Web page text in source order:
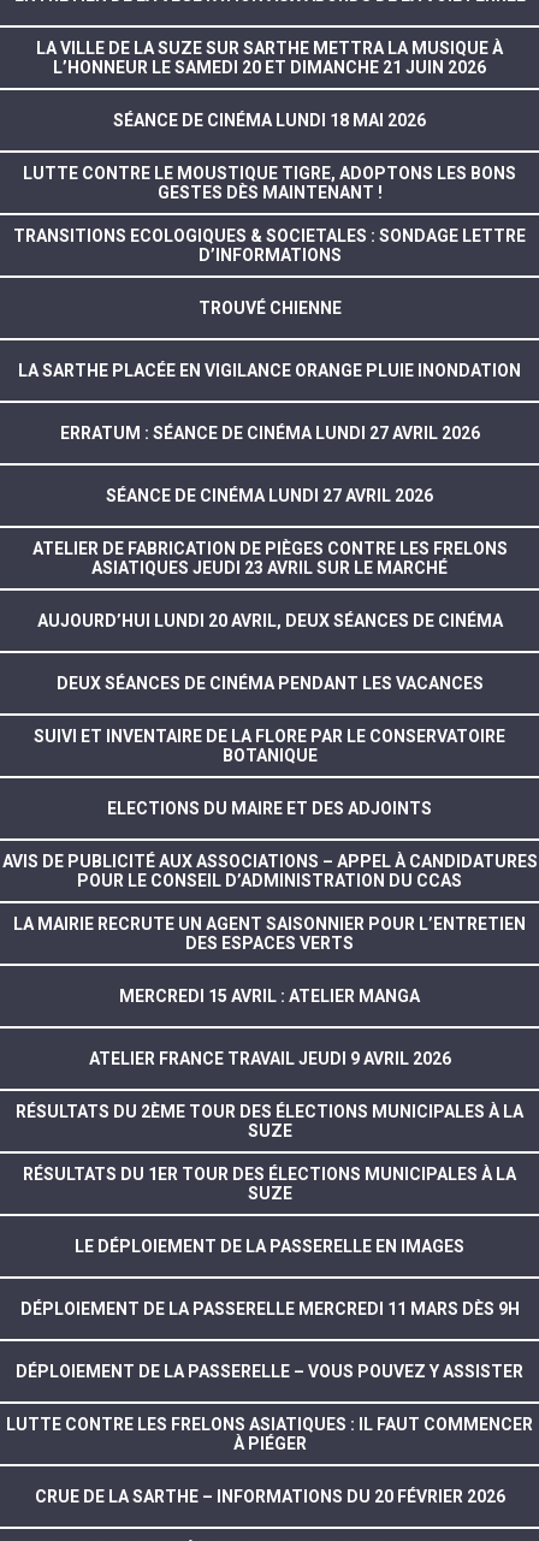
LA VILLE DE LA SUZE SUR SARTHE METTRA LA MUSIQUE À
L’HONNEUR LE SAMEDI 20 ET DIMANCHE 21 JUIN 2026
SÉANCE DE CINÉMA LUNDI 18 MAI 2026
LUTTE CONTRE LE MOUSTIQUE TIGRE, ADOPTONS LES BONS
GESTES DÈS MAINTENANT !
TRANSITIONS ECOLOGIQUES & SOCIETALES : SONDAGE LETTRE
D’INFORMATIONS
TROUVÉ CHIENNE
LA SARTHE PLACÉE EN VIGILANCE ORANGE PLUIE INONDATION
ERRATUM : SÉANCE DE CINÉMA LUNDI 27 AVRIL 2026
SÉANCE DE CINÉMA LUNDI 27 AVRIL 2026
ATELIER DE FABRICATION DE PIÈGES CONTRE LES FRELONS
ASIATIQUES JEUDI 23 AVRIL SUR LE MARCHÉ
AUJOURD’HUI LUNDI 20 AVRIL, DEUX SÉANCES DE CINÉMA
DEUX SÉANCES DE CINÉMA PENDANT LES VACANCES
SUIVI ET INVENTAIRE DE LA FLORE PAR LE CONSERVATOIRE
BOTANIQUE
ELECTIONS DU MAIRE ET DES ADJOINTS
AVIS DE PUBLICITÉ AUX ASSOCIATIONS – APPEL À CANDIDATURES
POUR LE CONSEIL D’ADMINISTRATION DU CCAS
LA MAIRIE RECRUTE UN AGENT SAISONNIER POUR L’ENTRETIEN
DES ESPACES VERTS
MERCREDI 15 AVRIL : ATELIER MANGA
ATELIER FRANCE TRAVAIL JEUDI 9 AVRIL 2026
RÉSULTATS DU 2ÈME TOUR DES ÉLECTIONS MUNICIPALES À LA
SUZE
RÉSULTATS DU 1ER TOUR DES ÉLECTIONS MUNICIPALES À LA
SUZE
LE DÉPLOIEMENT DE LA PASSERELLE EN IMAGES
DÉPLOIEMENT DE LA PASSERELLE MERCREDI 11 MARS DÈS 9H
DÉPLOIEMENT DE LA PASSERELLE – VOUS POUVEZ Y ASSISTER
LUTTE CONTRE LES FRELONS ASIATIQUES : IL FAUT COMMENCER
À PIÉGER
CRUE DE LA SARTHE – INFORMATIONS DU 20 FÉVRIER 2026